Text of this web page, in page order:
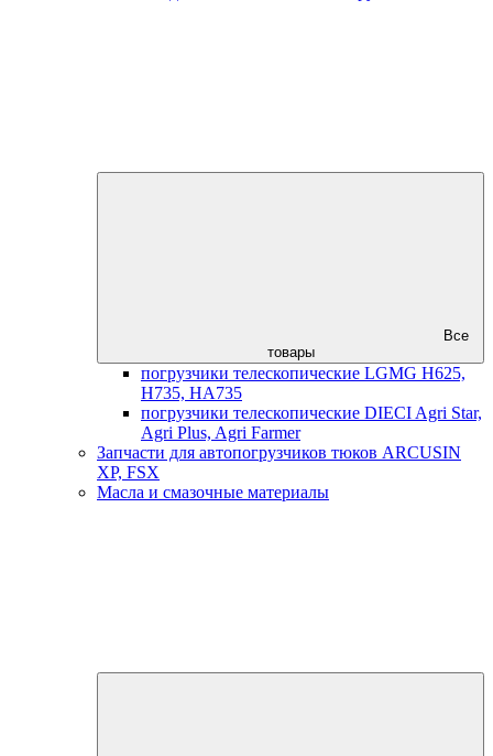
Все
товары
погрузчики телескопические LGMG H625,
H735, HA735
погрузчики телескопические DIECI Agri Star,
Agri Plus, Agri Farmer
Запчасти для автопогрузчиков тюков ARCUSIN
XP, FSX
Масла и смазочные материалы